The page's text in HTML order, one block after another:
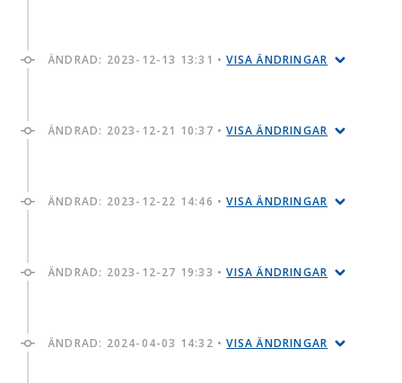
ÄNDRAD: 2023-12-13 13:31 •VISA ÄNDRINGAR
ÄNDRAD: 2023-12-21 10:37 •VISA ÄNDRINGAR
ÄNDRAD: 2023-12-22 14:46 •VISA ÄNDRINGAR
ÄNDRAD: 2023-12-27 19:33 •VISA ÄNDRINGAR
ÄNDRAD: 2024-04-03 14:32 •VISA ÄNDRINGAR